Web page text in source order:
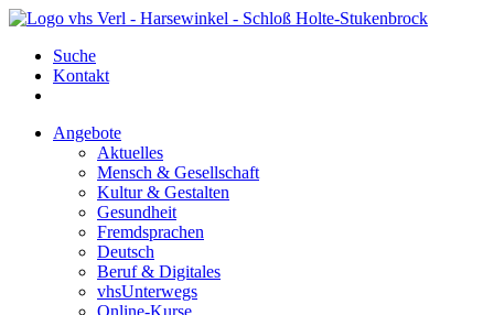
Suche
Kontakt
Angebote
Aktuelles
Mensch & Gesellschaft
Kultur & Gestalten
Gesundheit
Fremdsprachen
Deutsch
Beruf & Digitales
vhsUnterwegs
Online-Kurse